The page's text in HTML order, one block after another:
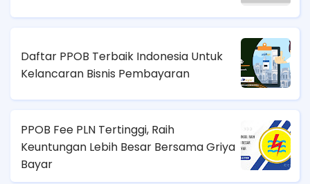
Daftar PPOB Terbaik Indonesia Untuk
Kelancaran Bisnis Pembayaran
PPOB Fee PLN Tertinggi, Raih
Keuntungan Lebih Besar Bersama Griya
Bayar